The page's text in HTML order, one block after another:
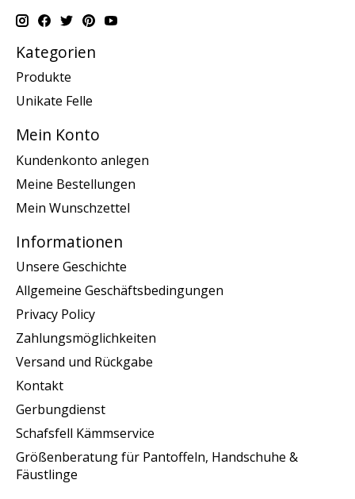
Kategorien
Produkte
Unikate Felle
Mein Konto
Kundenkonto anlegen
Meine Bestellungen
Mein Wunschzettel
Informationen
Unsere Geschichte
Allgemeine Geschäftsbedingungen
Privacy Policy
Zahlungsmöglichkeiten
Versand und Rückgabe
Kontakt
Gerbungdienst
Schafsfell Kämmservice
Größenberatung für Pantoffeln, Handschuhe &
Fäustlinge